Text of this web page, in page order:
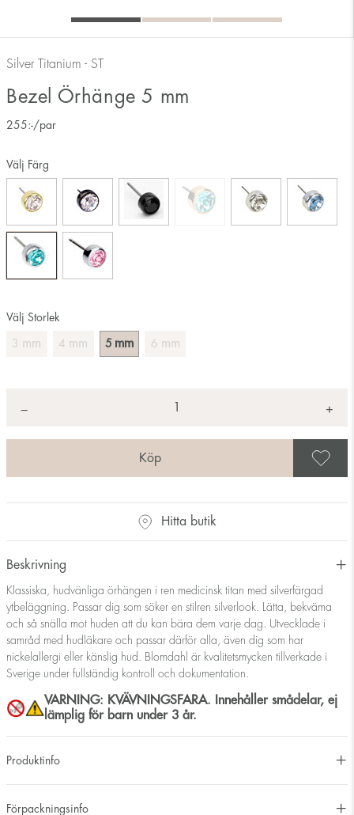
Silver Titanium - ST
Bezel Örhänge 5 mm
255:-/par
Välj Storlek
3 mm 4 mm 5 mm 6 mm
Välj Färg
− +
Hitta butik
Beskrivning
Klassiska, hudvänliga örhängen i ren medicinsk titan med silverfärgad
ytbeläggning. Passar dig som söker en stilren silverlook. Lätta, bekväma
och så snälla mot huden att du kan bära dem varje dag. Utvecklade i
samråd med hudläkare och passar därför alla, även dig som har
nickelallergi eller känslig hud. Blomdahl är kvalitetsmycken tillverkade i
Sverige under fullständig kontroll och dokumentation.
VARNING: KVÄVNINGSFARA. Innehåller smådelar, ej
lämplig för barn under 3 år.
Produktinfo
Förpackningsinfo